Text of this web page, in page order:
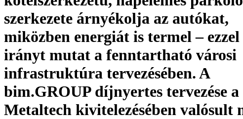
szerkezete árnyékolja az autókat,
miközben energiát is termel –
irányt mutat a fenntartható városi
infrastruktúra tervezésében. A
bim.GROUP díjnyertes tervezése
Metaltech kivitelezésében valósult